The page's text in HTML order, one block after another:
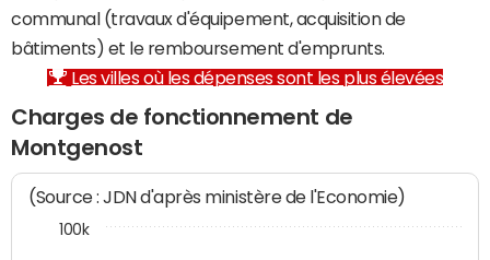
communal (travaux d'équipement, acquisition de
bâtiments) et le remboursement d'emprunts.
Les villes où les dépenses sont les plus élevées
Charges de fonctionnement de
Montgenost
(Source : JDN d'après ministère de l'Economie)
100k